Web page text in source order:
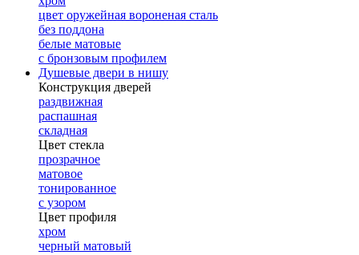
цвет оружейная вороненая сталь
без поддона
белые матовые
с бронзовым профилем
Душевые двери в нишу
Конструкция дверей
раздвижная
распашная
складная
Цвет стекла
прозрачное
матовое
тонированное
с узором
Цвет профиля
хром
черный матовый